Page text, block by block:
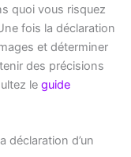
quoi vous risquez
fois la déclaration
et déterminer
des précisions
le guide
déclaration d’un